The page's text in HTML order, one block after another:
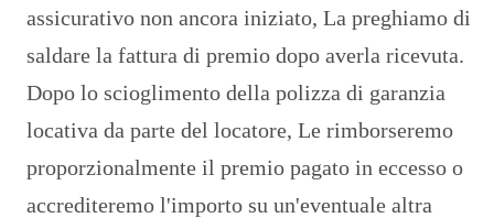
assicurativo non ancora iniziato, La preghiamo di
saldare la fattura di premio dopo averla ricevuta.
Dopo lo scioglimento della polizza di garanzia
locativa da parte del locatore, Le rimborseremo
proporzionalmente il premio pagato in eccesso o
accrediteremo l'importo su un'eventuale altra